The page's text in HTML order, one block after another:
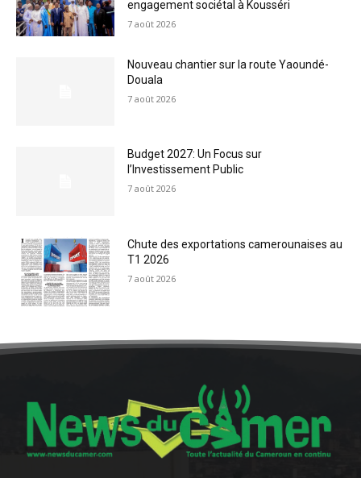
engagement sociétal à Kousséri
7 août 2026
Nouveau chantier sur la route Yaoundé-
Douala
7 août 2026
Budget 2027: Un Focus sur
l’Investissement Public
7 août 2026
Chute des exportations camerounaises au
T1 2026
7 août 2026